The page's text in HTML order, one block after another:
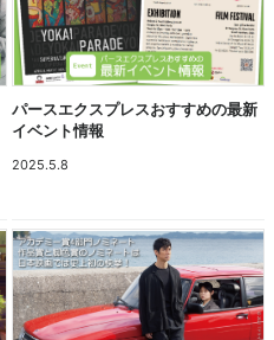
パースエクスプレスおすすめの最新
イベント情報
2025.5.8